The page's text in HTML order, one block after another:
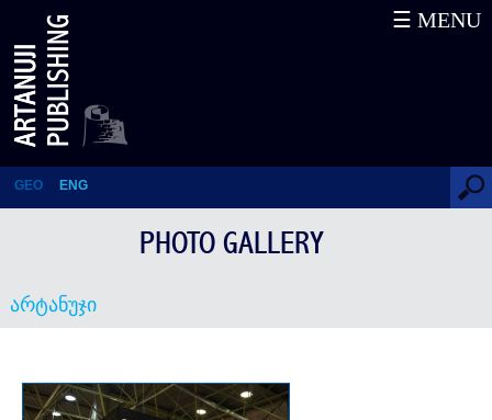
არტანუჯი
GEO ENG
☰ MENU
PHOTO GALLERY
არტანუჯი